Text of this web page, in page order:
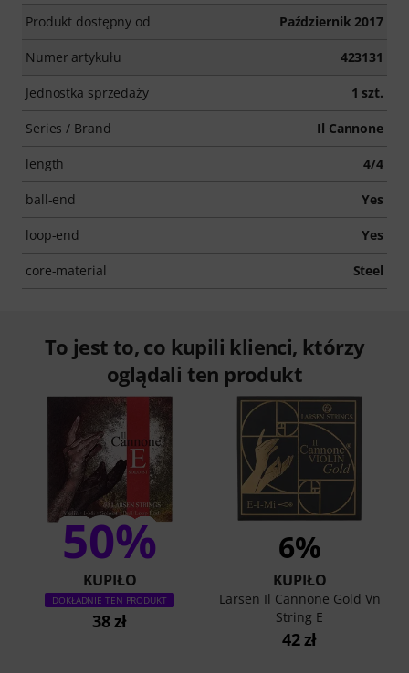
Produkt dostępny od Październik 2017
Numer artykułu 423131
Jednostka sprzedaży 1 szt.
Series / Brand Il Cannone
length 4/4
ball-end Yes
loop-end Yes
core-material Steel
To jest to, co kupili klienci, którzy
oglądali ten produkt
50%
KUPIŁO
DOKŁADNIE TEN PRODUKT
38 zł
6%
KUPIŁO
Larsen Il Cannone Gold Vn
String E
42 zł